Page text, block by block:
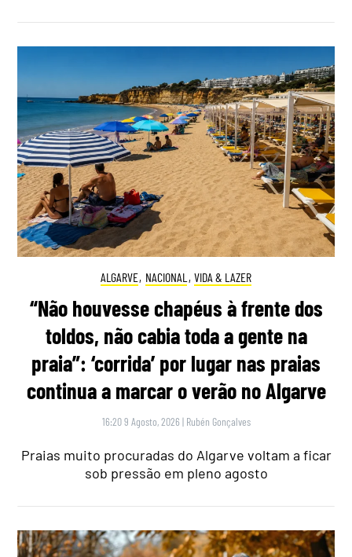
ALGARVE, NACIONAL , VIDA & LAZER
“Não houvesse chapéus à frente dos
toldos, não cabia toda a gente na
praia”: ‘corrida’ por lugar nas praias
continua a marcar o verão no Algarve
16:20 9 Agosto, 2026 | Rubén Gonçalves
Praias muito procuradas do Algarve voltam a ficar
sob pressão em pleno agosto